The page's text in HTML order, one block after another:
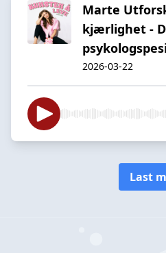
Marte
kjærlighet -
2026-03-22
Last